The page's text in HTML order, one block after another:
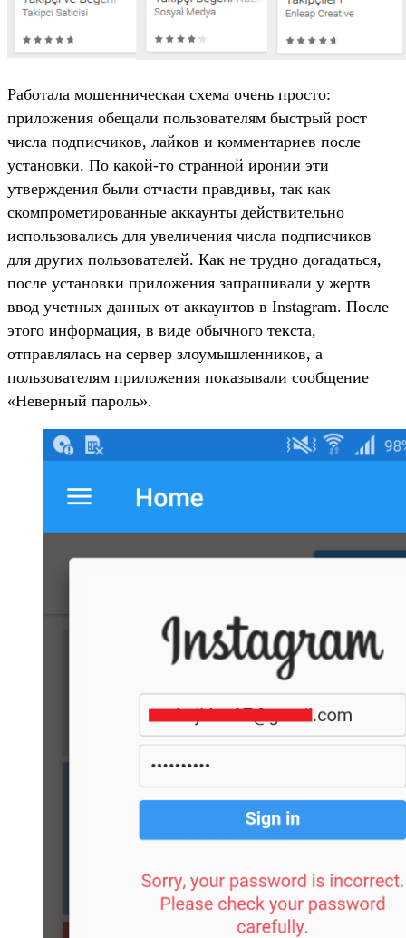
Работала мошенническая схема очень просто:
приложения обещали пользователям быстрый рост
числа подписчиков, лайков и комментариев после
установки. По какой-то странной иронии эти
утверждения были отчасти правдивы, так как
скомпрометированные аккаунты действительно
использовались для увеличения числа подписчиков
для других пользователей. Как не трудно догадаться,
после установки приложения запрашивали у жертв
ввод учетных данных от аккаунтов в Instagram. После
этого информация, в виде обычного текста,
отправлялась на сервер злоумышленников, а
пользователям приложения показывали сообщение
«Неверный пароль».